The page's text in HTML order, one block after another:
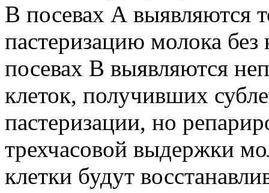
В посевах А выявляются
пастеризацию молока
посевах В выявляются
клеток, получивших
пастеризации, но
трехчасовой выдержки
клетки будут